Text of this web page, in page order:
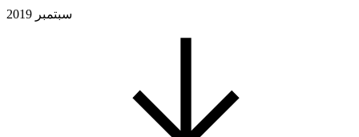
سبتمبر 2019